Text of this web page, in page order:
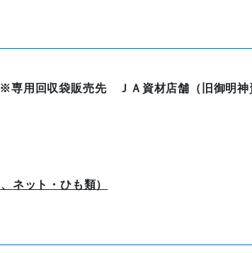
※専用回収袋販売先 ＪＡ資材店舗（旧御明神
ネット・ひも類）